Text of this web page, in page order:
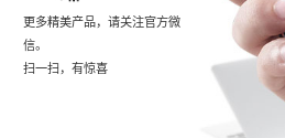
更多精美产品，请关注官方微
信。
扫一扫，有惊喜